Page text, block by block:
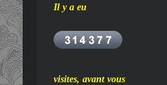
Il y a eu
visites, avant vous